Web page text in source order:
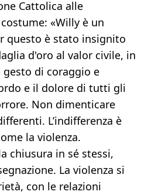
Cattolica alle
«Willy è un
questo è stato insignito
d'oro al valor civile, in
di coraggio e
e il dolore di tutti gli
Non dimenticare
L’indifferenza è
la violenza.
chiusura in sé stessi,
La violenza si
con le relazioni